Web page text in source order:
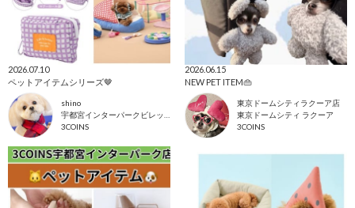
2026.07.10
ペットアイテムシリーズ🤎
shino
3COINS
2026.06.15
NEW PET ITEM👜
東京ドームシティラクーア店
東京ドームシティ ラクーア
3COINS